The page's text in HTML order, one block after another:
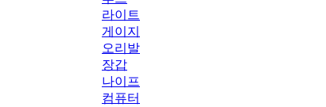
라이트
게이지
오리발
장갑
나이프
컴퓨터